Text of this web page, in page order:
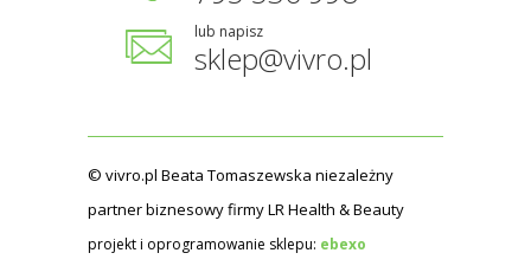
lub napisz
sklep@vivro.pl
© vivro.pl Beata Tomaszewska niezależny
partner biznesowy firmy LR Health & Beauty
projekt i oprogramowanie sklepu: ebexo